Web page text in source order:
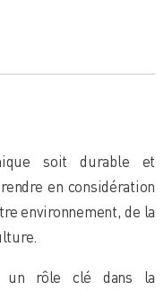
soit durable et
en considération
environnement, de la
un rôle clé dans la